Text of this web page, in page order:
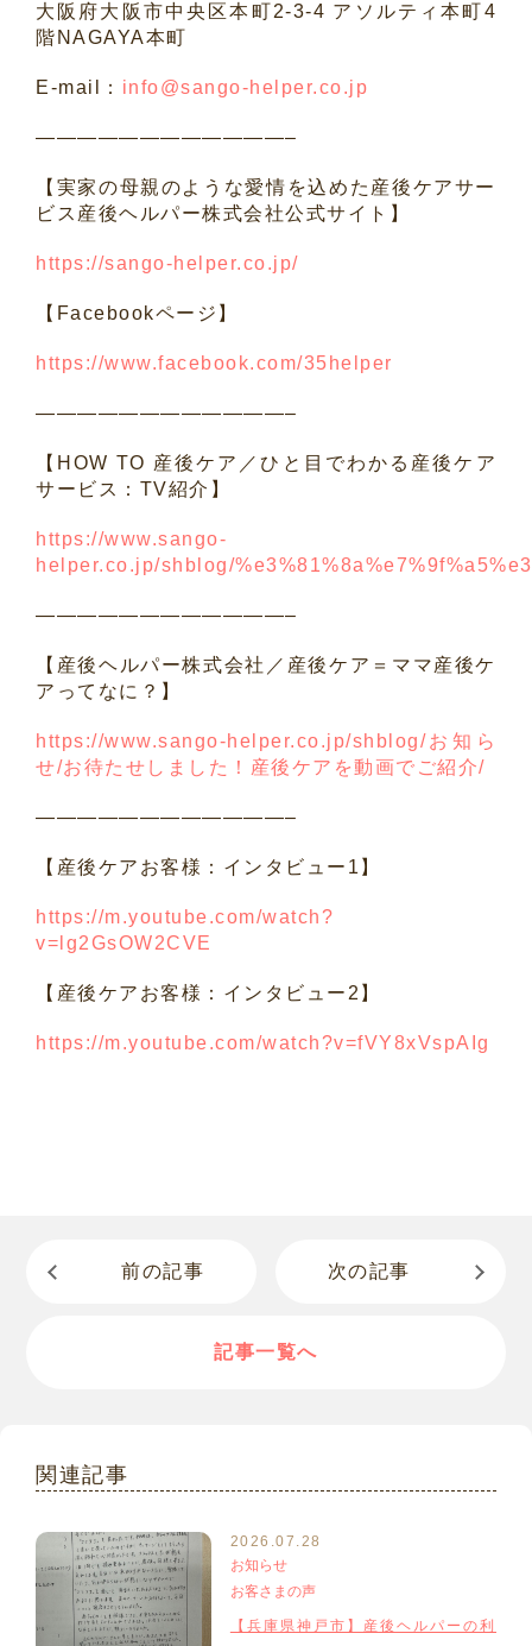
大阪府大阪市中央区本町2-3-4 アソルティ本町4
階 NAGAYA本町
E-mail ： info@sango-helper.co.jp
————————————–
【実家の母親のような愛情を込めた産後ケアサー
ビス産後ヘルパー株式会社公式サイト】
https://sango-helper.co.jp/
【 Facebookページ】
https://www.facebook.com/35helper
————————————–
【 HOW TO 産後ケア／ひと目でわかる産後ケア
サービス： TV紹介】
https://www.sango-
helper.co.jp/shblog/
————————————–
【産後ヘルパー株式会社／産後ケア＝ママ産後ケ
アってなに？】
https://www.sango-helper.co.jp/shblog/お知ら
せ/お待たせしました！産後ケアを動画でご紹介/
————————————–
【産後ケアお客様：インタビュー 1 】
https://m.youtube.com/watch?
v=lg2GsOW2CVE
【産後ケアお客様：インタビュー 2 】
https://m.youtube.com/watch?v=fVY8xVspAIg
前の記事 次の記事
記事一覧へ
関連記事
2026.07.28
お知らせ
お客さまの声
【兵庫県神戸市】産後ヘルパーの利